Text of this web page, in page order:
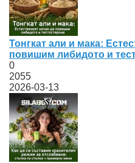
Тонгкат али и мака:
повишим либидото и
0
2055
2026-03-13